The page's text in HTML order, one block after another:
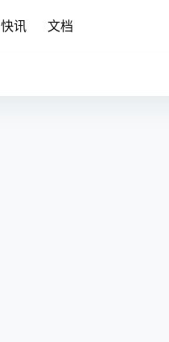
快讯 文档